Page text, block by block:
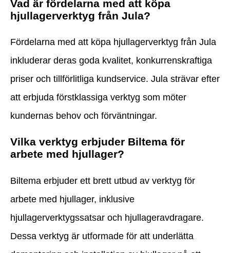
Vad är fördelarna med att köpa
hjullagerverktyg från Jula?
Fördelarna med att köpa hjullagerverktyg från Jula
inkluderar deras goda kvalitet, konkurrenskraftiga
priser och tillförlitliga kundservice. Jula strävar efter
att erbjuda förstklassiga verktyg som möter
kundernas behov och förväntningar.
Vilka verktyg erbjuder Biltema för
arbete med hjullager?
Biltema erbjuder ett brett utbud av verktyg för
arbete med hjullager, inklusive
hjullagerverktygssatsar och hjullageravdragare.
Dessa verktyg är utformade för att underlätta